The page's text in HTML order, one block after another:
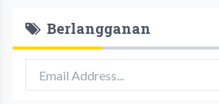
Berlangganan